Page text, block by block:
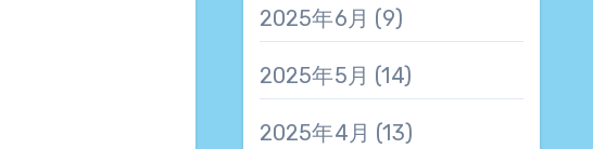
2025年6月 (9)
2025年5月 (14)
2025年4月 (13)